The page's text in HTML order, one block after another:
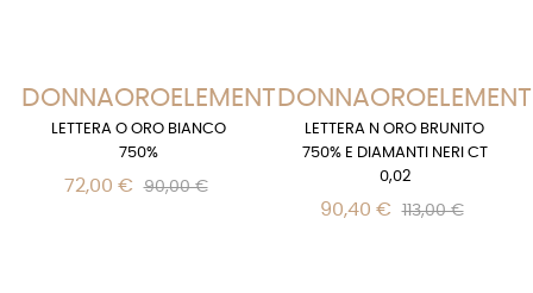
DONNAOROELEMENTS
LETTERA O ORO BIANCO
750%
72,00 € 90,00 €
LETTERA N ORO BRUNITO
750% E DIAMANTI NERI CT
0,02
90,40 € 113,00 €